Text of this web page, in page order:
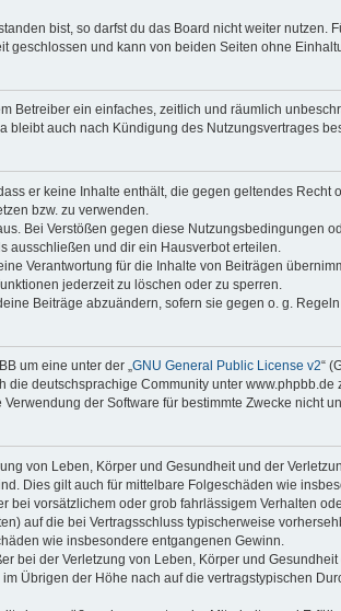
bist, so darfst du das Board nicht weiter
geschlossen und kann von beiden Seiten ohne
Betreiber ein einfaches, zeitlich und räumlich
bleibt auch nach Kündigung des Nutzungsvertrages
er keine Inhalte enthält, die gegen geltendes
bzw. zu verwenden.
Bei Verstößen gegen diese
ausschließen und dir ein Hausverbot erteilen.
Verantwortung für die Inhalte von Beiträgen
jederzeit zu löschen oder zu sperren.
Beiträge abzuändern, sofern sie gegen o. g.
um eine unter der „GNU General Public License v2“
deutschsprachige Community unter
der Software für bestimmte Zwecke nicht
von Leben, Körper und Gesundheit und der
Dies gilt auch für mittelbare Folgeschäden wie
bei vorsätzlichem oder grob fahrlässigem Verhalten
auf die bei Vertragsschluss typischerweise
wie insbesondere entgangenen Gewinn.
bei der Verletzung von Leben, Körper und
Übrigen der Höhe nach auf die vertragstypischen